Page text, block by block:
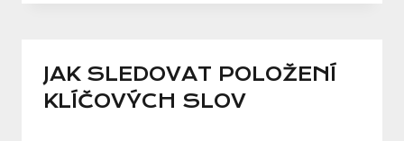
JAK SLEDOVAT POLOŽENÍ
KLÍČOVÝCH SLOV